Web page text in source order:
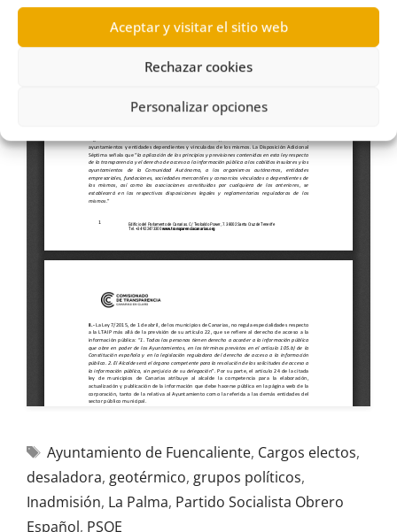
Aceptar y visitar el sitio web
Rechazar cookies
Personalizar opciones
Ayuntamiento de Fuencaliente, Cargos electos,
desaladora, geotérmico, grupos políticos,
Inadmisión, La Palma, Partido Socialista Obrero
Español, PSOE